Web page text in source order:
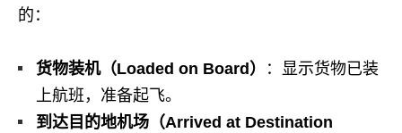
的：
货物装机（Loaded on Board）
：显示货物已装
上航班，准备起飞。
到达目的地机场（Arrived at Destination